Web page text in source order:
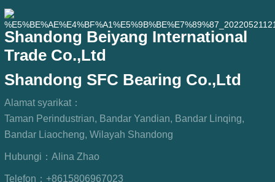
Shandong Beiyang International
Trade Co.,Ltd
Shandong SFC Bearing Co.,Ltd
Alamat syarikat：
Taman Perindustrian, Bandar Yandian, Bandar Linqing,
Bandar Liaocheng, Wilayah Shandong
Hubungi： Alina Zhao
Telefon： +8615806967023